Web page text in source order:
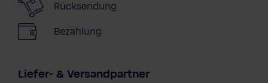
Rücksendung
Bezahlung
Liefer- & Versandpartner